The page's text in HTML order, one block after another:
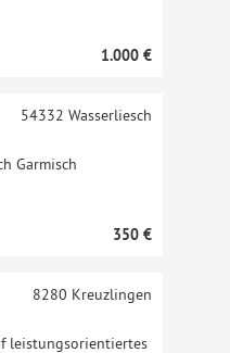
1.000 €
Garmisch
54332 Wasserliesch
350 €
leistungsorientiertes
8280 Kreuzlingen